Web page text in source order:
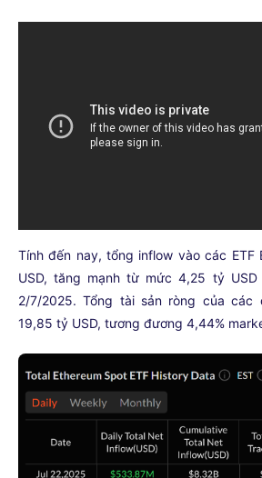
Tính đến nay, tổng inflow vào các ETF
USD, tăng mạnh từ mức 4,25 tỷ
2/7/2025. Tổng tài sản ròng của các
19,85 tỷ USD, tương đương 4,44%